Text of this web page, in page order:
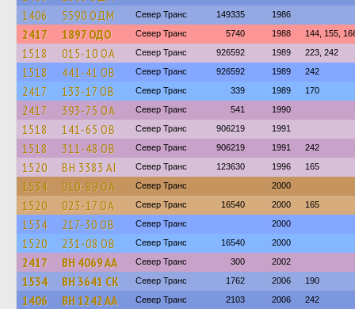
1406 5590 ОДМ Север Транс 149335 1986
2417 1897 ОДО Север Транс 5740 1988 144, 155,
1518 015-10 ОА Север Транс 926592 1989 223, 242
1518 441-41 ОВ Север Транс 926592 1989 242
2417 133-17 ОВ Север Транс 339 1989 170
2417 393-75 ОА Север Транс 541 1990
1518 141-65 ОВ Север Транс 906219 1991
1518 311-48 ОВ Север Транс 906219 1991 242
1520 BH 3383 AI Север Транс 123630 1996 165
1534 010-89 ОА Север Транс 2000
1520 023-17 ОА Север Транс 16540 2000 165
1534 217-30 ОВ Север Транс 2000
1520 231-08 ОВ Север Транс 16540 2000
2417 BH 4069 AA Север Транс 300 2002
1534 BH 3641 CK Север Транс 1762 2006 190
1406 BH 1242 AA Север Транс 2103 2006 242